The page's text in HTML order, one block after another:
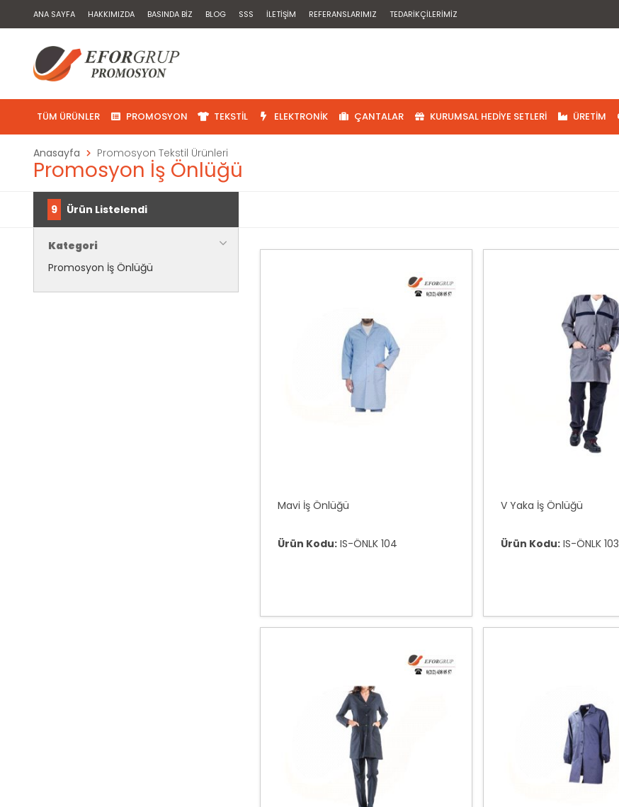
ANA SAYFA HAKKIMIZDA BASINDA BIZ BLOG SSS İLETIŞIM REFERANSLARIMIZ TEDARIKÇILERIMIZ
TÜM ÜRÜNLER PROMOSYON TEKSTIL ELEKTRONIK ÇANTALAR KURUMSAL HEDIYE SETLERI ÜRETIM
Anasayfa Promosyon Tekstil Ürünleri
Promosyon İş Önlüğü
9 Ürün Listelendi
Kategori
Promosyon İş Önlüğü
Mavi İş Önlüğü
Ürün Kodu: IS-ÖNLK 104
V Yaka İş Önlüğü
Ürün Kodu:IS-ÖNLK 103